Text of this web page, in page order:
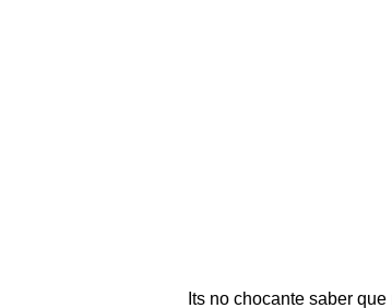
Its no chocante saber